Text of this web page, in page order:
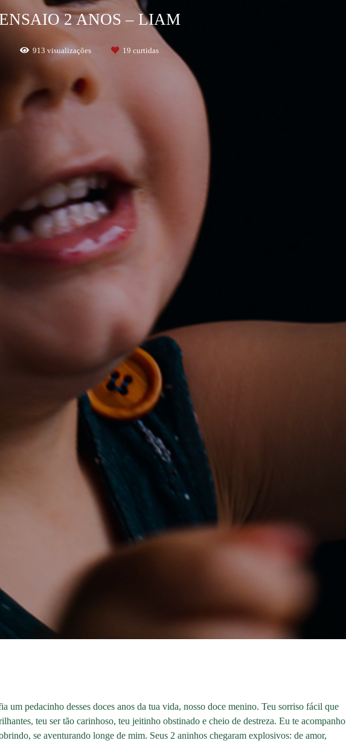
2 ANOS – LIAM
913 visualizações 19 curtidas
um pedacinho desses doces anos da tua vida, nosso doce menino. Teu sorriso fácil que
teu ser tão carinhoso, teu jeitinho obstinado e cheio de destreza. Eu te acompanho
se aventurando longe de mim. Seus 2 aninhos chegaram explosivos: de amor,